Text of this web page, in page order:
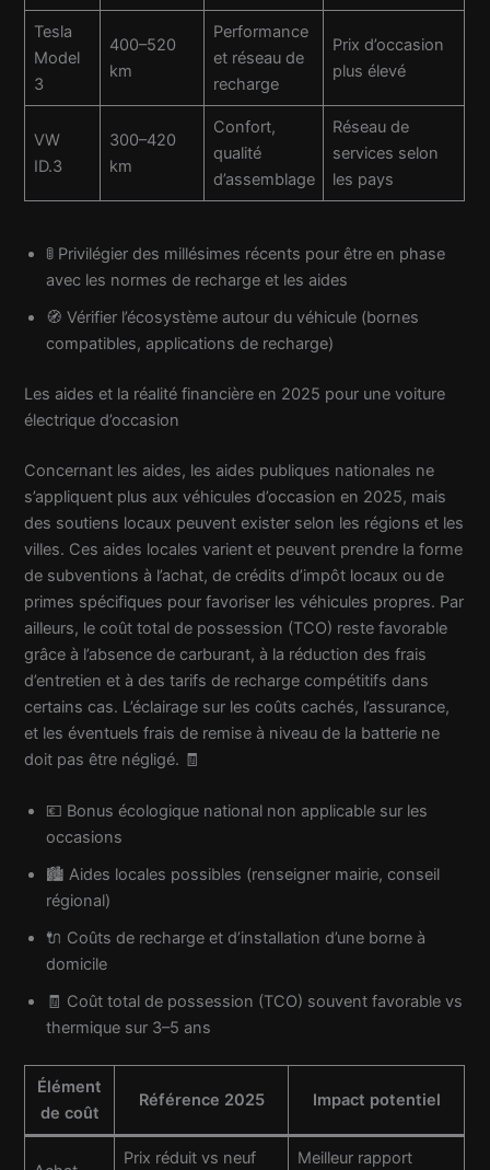
Tesla
Model
3
400–520
km
Performance
et réseau de
recharge
Prix d’occasion
plus élevé
VW
ID.3
300–420
km
Confort,
qualité
d’assemblage
Réseau de
services selon
les pays
🚦 Privilégier des millésimes récents pour être en phase
avec les normes de recharge et les aides
🧭 Vérifier l’écosystème autour du véhicule (bornes
compatibles, applications de recharge)
Les aides et la réalité financière en 2025 pour une voiture
électrique d’occasion
Concernant les aides, les aides publiques nationales ne
s’appliquent plus aux véhicules d’occasion en 2025, mais
des soutiens locaux peuvent exister selon les régions et les
villes. Ces aides locales varient et peuvent prendre la forme
de subventions à l’achat, de crédits d’impôt locaux ou de
primes spécifiques pour favoriser les véhicules propres. Par
ailleurs, le coût total de possession (TCO) reste favorable
grâce à l’absence de carburant, à la réduction des frais
d’entretien et à des tarifs de recharge compétitifs dans
certains cas. L’éclairage sur les coûts cachés, l’assurance,
et les éventuels frais de remise à niveau de la batterie ne
doit pas être négligé. 🧾
💶 Bonus écologique national non applicable sur les
occasions
🏙 Aides locales possibles (renseigner mairie, conseil
régional)
🔌 Coûts de recharge et d’installation d’une borne à
domicile
🧾 Coût total de possession (TCO) souvent favorable vs
thermique sur 3–5 ans
Élément
de coût
Référence 2025 Impact potentiel
Prix réduit vs neuf Meilleur rapport